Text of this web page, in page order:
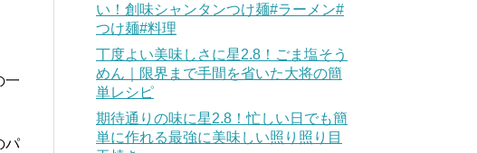
一
パ
い！創味シャンタンつけ麺#ラーメン#
つけ麺#料理
丁度よい美味しさに星2.8！ごま塩そう
めん｜限界まで手間を省いた大将の簡
単レシピ
期待通りの味に星2.8！忙しい日でも簡
単に作れる最強に美味しい照り照り目